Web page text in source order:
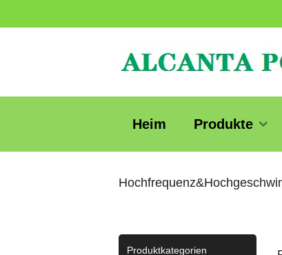
Heim Produkte
Produktkategorien